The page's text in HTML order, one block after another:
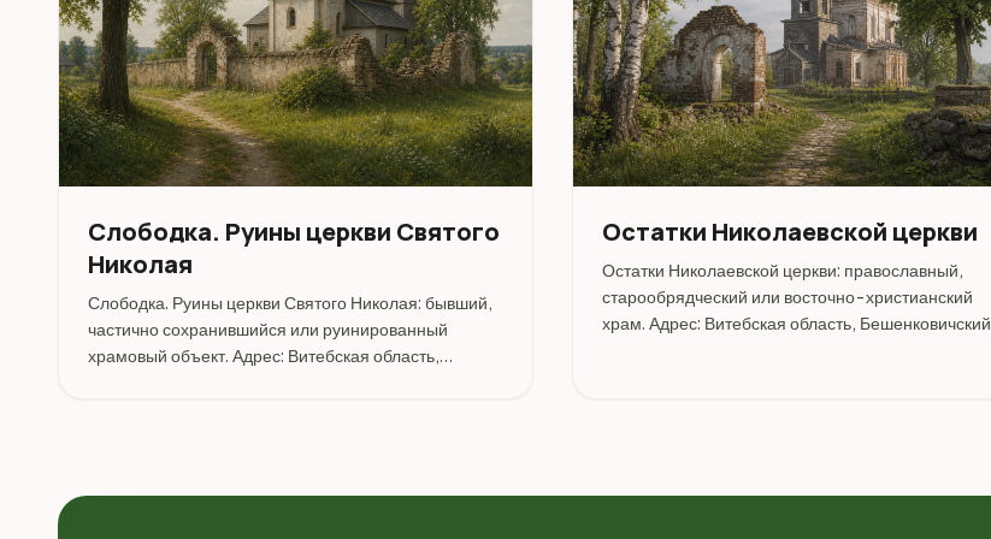
Слободка. Руины церкви Святого
Николая
Слободка. Руины церкви Святого Николая: бывший,
частично сохранившийся или руинированный
храмовый объект. Адрес: Витебская область,
Остатки Николаевской церкви
Остатки Николаевской церкви: православный,
старообрядческий или восточно-христианский
храм. Адрес: Витебская область, Бешенковичский